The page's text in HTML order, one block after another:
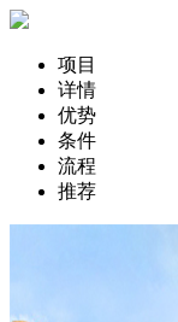
项目
详情
优势
条件
流程
推荐